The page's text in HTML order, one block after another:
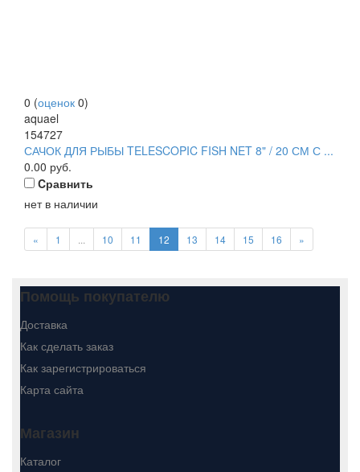
0 (оценок 0)
aquael
154727
САЧОК ДЛЯ РЫБЫ TELESCOPIC FISH NET 8" / 20 СМ С ...
0.00 руб.
Cравнить
нет в наличии
« 1 10 11 12 13 14 15 16 »
Помощь покупателю
Доставка
Как сделать заказ
Как зарегистрироваться
Карта сайта
Магазин
Каталог